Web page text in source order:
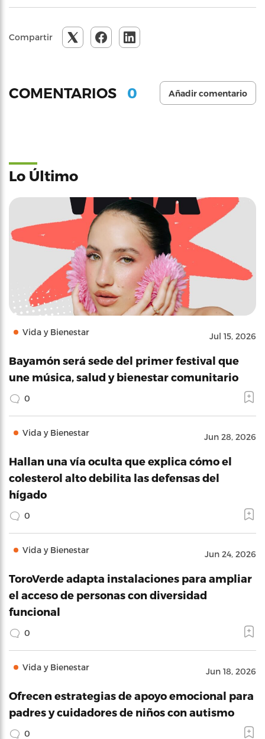
Compartir
COMENTARIOS 0 Añadir comentario
Lo Último
Vida y Bienestar Jul 15, 2026
Bayamón será sede del primer festival que
une música, salud y bienestar comunitario
0
Vida y Bienestar Jun 28, 2026
Hallan una vía oculta que explica cómo el
colesterol alto debilita las defensas del
hígado
0
Vida y Bienestar Jun 24, 2026
ToroVerde adapta instalaciones para ampliar
el acceso de personas con diversidad
funcional
0
Vida y Bienestar Jun 18, 2026
Ofrecen estrategias de apoyo emocional para
padres y cuidadores de niños con autismo
0